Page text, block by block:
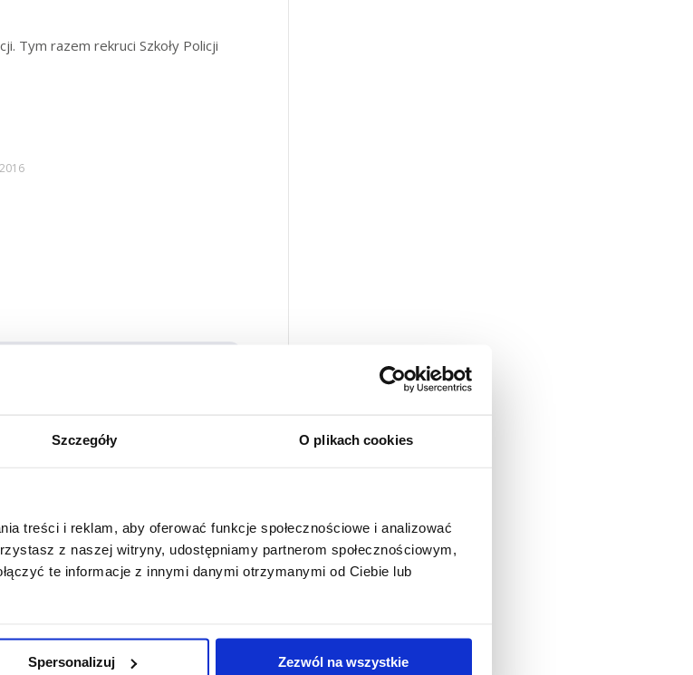
Szczegóły O plikach cookies
treści i reklam, aby oferować funkcje społecznościowe i analizować
z naszej witryny, udostępniamy partnerom społecznościowym,
te informacje z innymi danymi otrzymanymi od Ciebie lub
Spersonalizuj Zezwól na wszystkie
Tym razem rekruci Szkoły Policji
NASTĘPNY
kara za tachograf: 30